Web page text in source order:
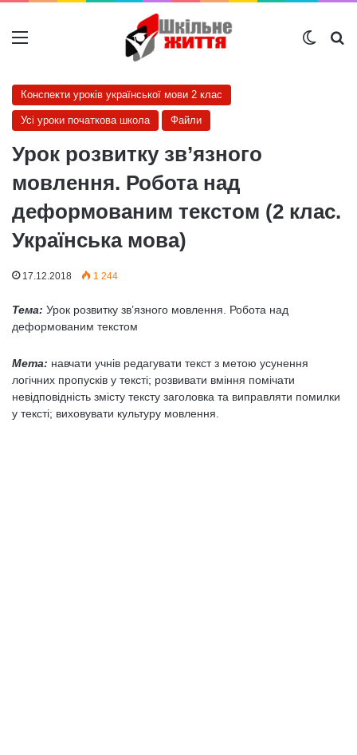
Меню
Конспекти уроків української мови 2 клас
Усі уроки початкова школа Файли
Урок розвитку зв’язного
мовлення. Робота над
деформованим текстом (2 клас.
Українська мова)
17.12.2018 1 244
Тема: Урок розвитку зв’язного мовлення. Робота над
деформованим текстом
Мета: навчати учнів редагувати текст з метою усунення
логічних пропусків у тексті; розвивати вміння помічати
невідповідність змісту тексту заголовка та виправляти помилки
у тексті; виховувати культуру мовлення.